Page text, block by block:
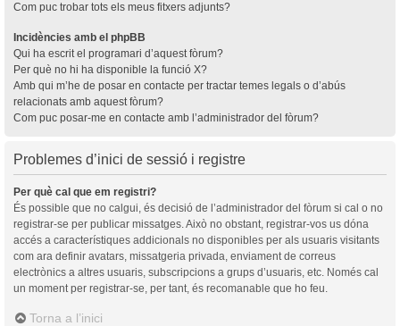
Com puc trobar tots els meus fitxers adjunts?
Incidències amb el phpBB
Qui ha escrit el programari d’aquest fòrum?
Per què no hi ha disponible la funció X?
Amb qui m’he de posar en contacte per tractar temes legals o d’abús
relacionats amb aquest fòrum?
Com puc posar-me en contacte amb l’administrador del fòrum?
Problemes d’inici de sessió i registre
Per què cal que em registri?
És possible que no calgui, és decisió de l’administrador del fòrum si cal o no
registrar-se per publicar missatges. Això no obstant, registrar-vos us dóna
accés a característiques addicionals no disponibles per als usuaris visitants
com ara definir avatars, missatgeria privada, enviament de correus
electrònics a altres usuaris, subscripcions a grups d’usuaris, etc. Només cal
un moment per registrar-se, per tant, és recomanable que ho feu.
Torna a l’inici